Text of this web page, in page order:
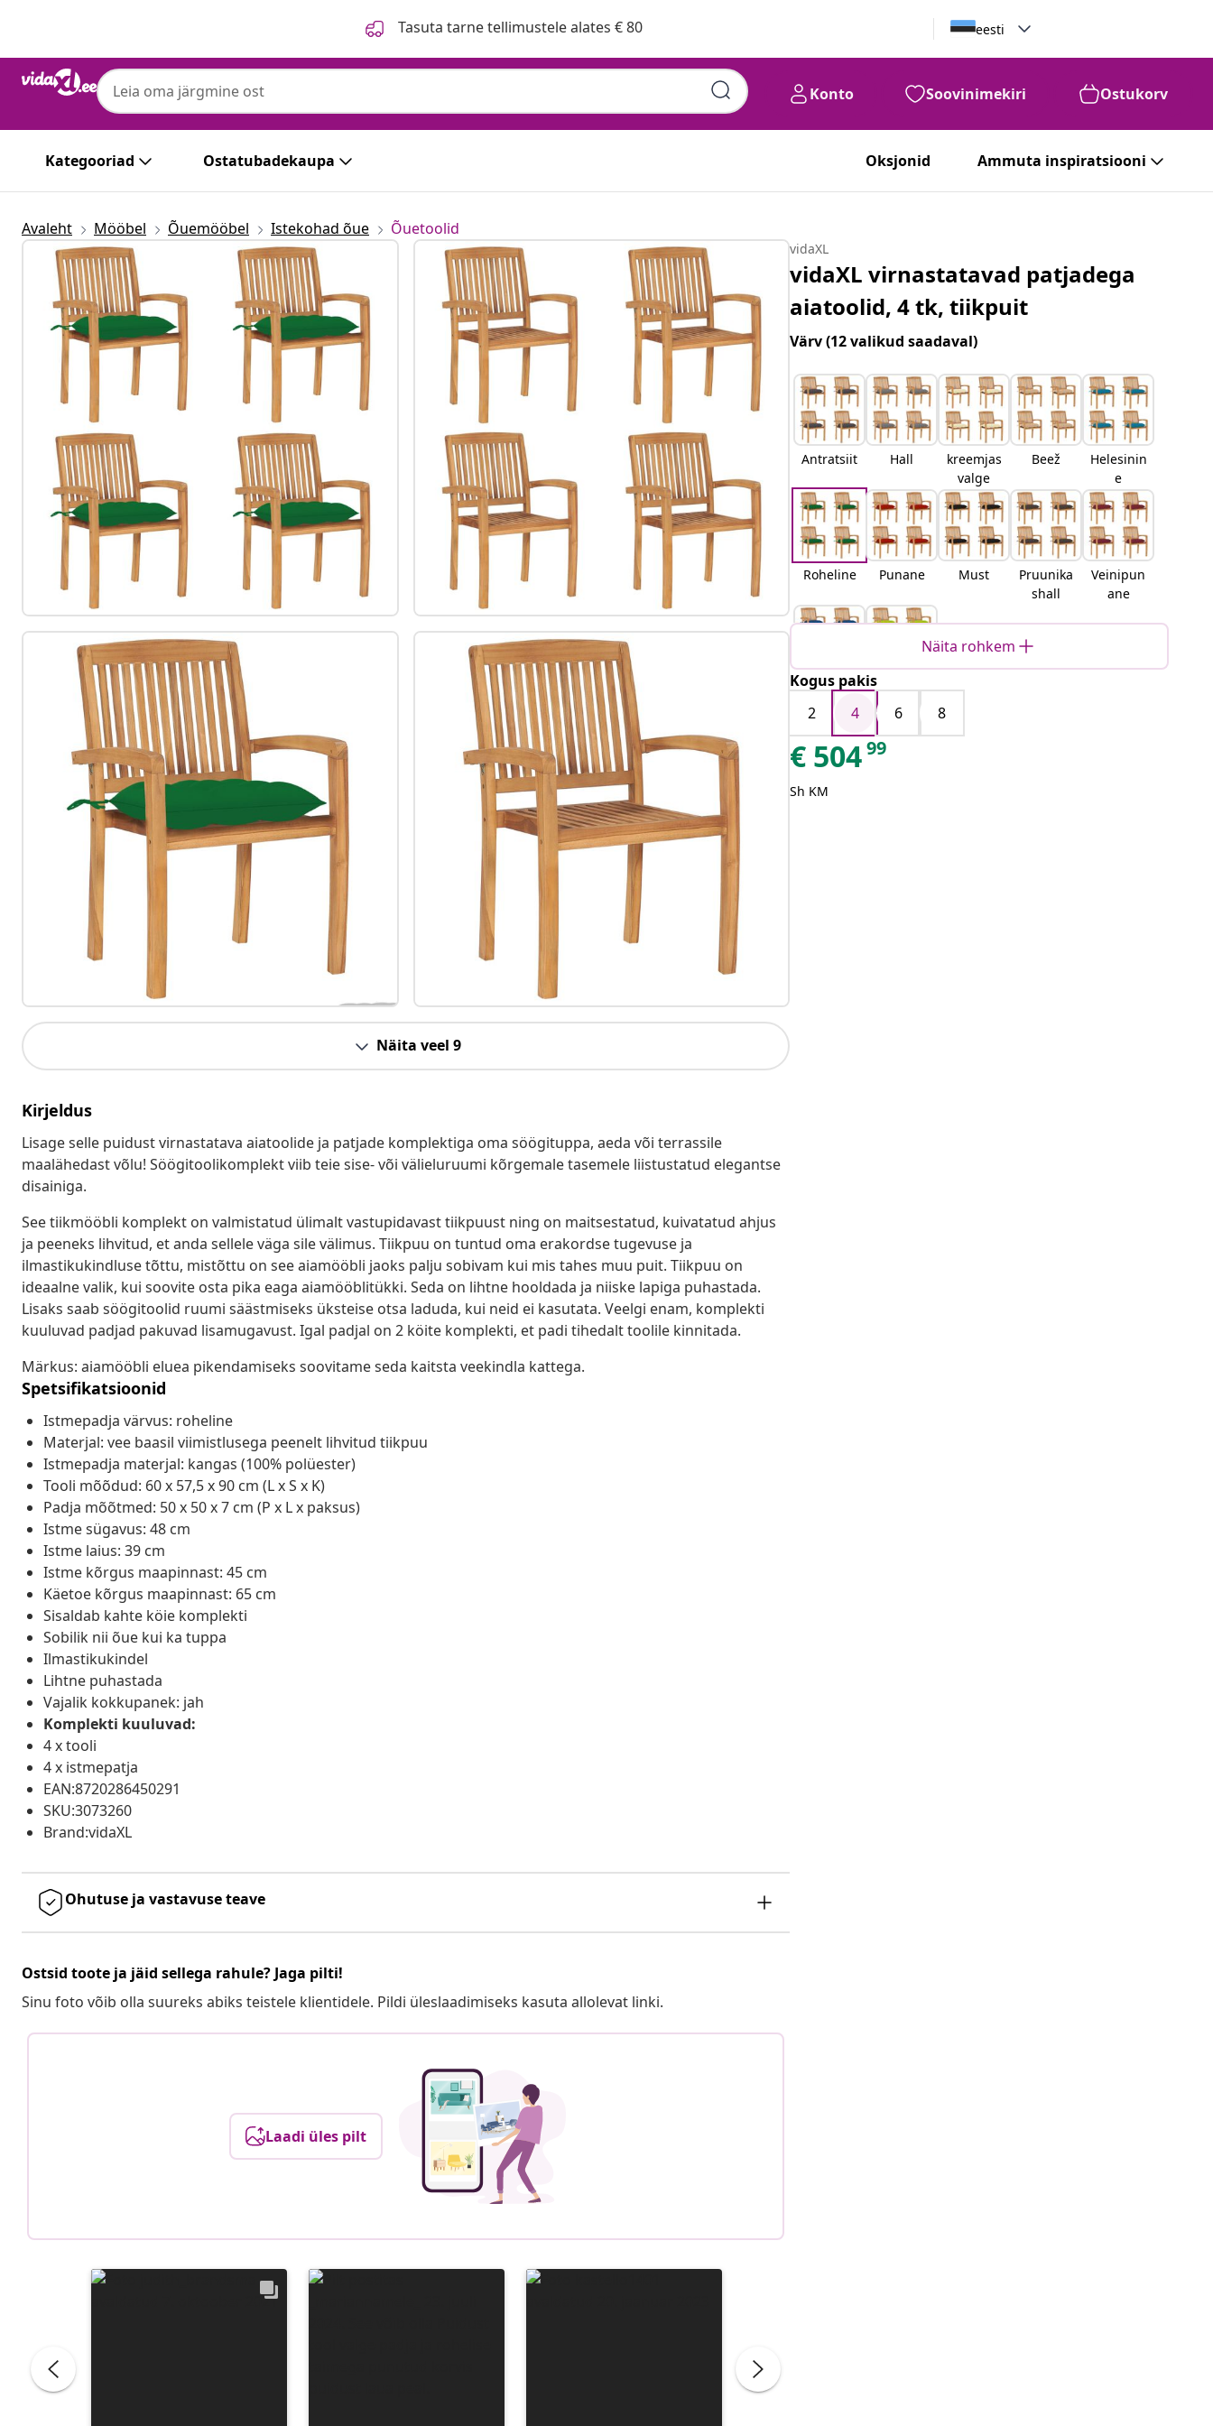
Tasuta tarne tellimustele alates € 80 eesti
Konto Soovinimekiri Ostukorv
Kategooriad Ostatubadekaupa Oksjonid Ammuta inspiratsiooni
Avaleht Mööbel Õuemööbel Istekohad õue Õuetoolid
Näita veel 9
Kirjeldus
Lisage selle puidust virnastatava aiatoolide ja patjade komplektiga oma söögituppa, aeda või terrassile
maalähedast võlu! Söögitoolikomplekt viib teie sise- või välieluruumi kõrgemale tasemele liistustatud elegantse
disainiga.
See tiikmööbli komplekt on valmistatud ülimalt vastupidavast tiikpuust ning on maitsestatud, kuivatatud ahjus
ja peeneks lihvitud, et anda sellele väga sile välimus. Tiikpuu on tuntud oma erakordse tugevuse ja
ilmastikukindluse tõttu, mistõttu on see aiamööbli jaoks palju sobivam kui mis tahes muu puit. Tiikpuu on
ideaalne valik, kui soovite osta pika eaga aiamööblitükki. Seda on lihtne hooldada ja niiske lapiga puhastada.
Lisaks saab söögitoolid ruumi säästmiseks üksteise otsa laduda, kui neid ei kasutata. Veelgi enam, komplekti
kuuluvad padjad pakuvad lisamugavust. Igal padjal on 2 köite komplekti, et padi tihedalt toolile kinnitada.
Märkus: aiamööbli eluea pikendamiseks soovitame seda kaitsta veekindla kattega.
Spetsifikatsioonid
Istmepadja värvus: roheline
Materjal: vee baasil viimistlusega peenelt lihvitud tiikpuu
Istmepadja materjal: kangas (100% polüester)
Tooli mõõdud: 60 x 57,5 x 90 cm (L x S x K)
Padja mõõtmed: 50 x 50 x 7 cm (P x L x paksus)
Istme sügavus: 48 cm
Istme laius: 39 cm
Istme kõrgus maapinnast: 45 cm
Käetoe kõrgus maapinnast: 65 cm
Sisaldab kahte köie komplekti
Sobilik nii õue kui ka tuppa
Ilmastikukindel
Lihtne puhastada
Vajalik kokkupanek: jah
Komplekti kuuluvad:
4 x tooli
4 x istmepatja
EAN:8720286450291
SKU:3073260
Brand:vidaXL
Ohutuse ja vastavuse teave
Ostsid toote ja jäid sellega rahule? Jaga pilti!
Sinu foto võib olla suureks abiks teistele klientidele. Pildi üleslaadimiseks kasuta allolevat linki.
Laadi üles pilt
vidaXL
vidaXL virnastatavad patjadega
aiatoolid, 4 tk, tiikpuit
Värv(12 valikud saadaval)
Antratsiit Hall
kreemjas
valge
Beež
Helesinin
e
Roheline Punane Must
Pruunika
shall
Veinipun
ane
Sinine
Erkroheli
ne
Näita rohkem
Kogus pakis
2
4 6 8
€ 50499
Sh KM